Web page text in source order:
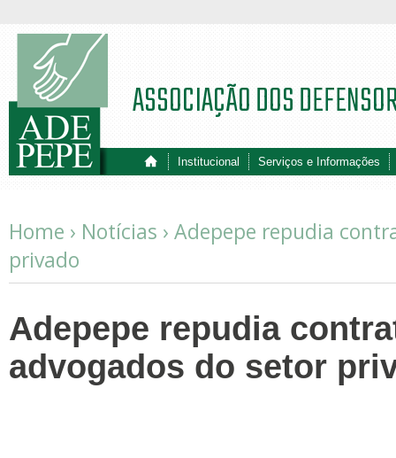
Institucional Serviços e Informações
ASSOCIAÇÃO DOS
Home › Notícias › Adepepe repudia
privado
Adepepe repudia
advogados do setor